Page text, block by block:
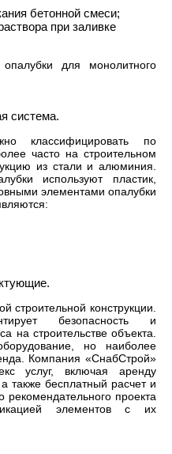
бетонной смеси;
при заливке
для монолитного
система.
классифицировать по
часто на строительном
из стали и алюминия.
используют пластик,
элементами опалубки
строительной конструкции.
безопасность и
на строительстве объекта.
но наиболее
Компания «СнабСтрой»
услуг, включая аренду
также бесплатный расчет и
рекомендательного проекта
элементов с их